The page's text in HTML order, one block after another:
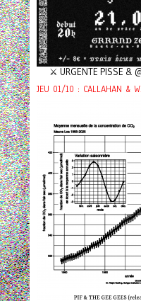
⚔️ URGENTE PISSE &
JEU 01/10 : CALLAHAN &